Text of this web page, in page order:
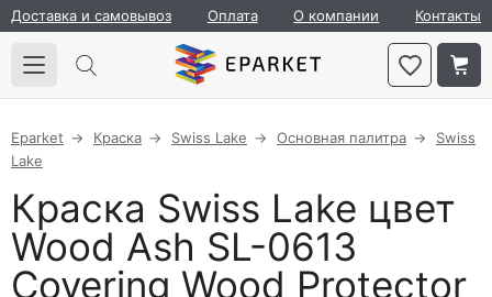
Доставка и самовывоз Оплата О компании Контакты
Eparket Краска Swiss Lake Основная палитра
Swiss
Lake
Краска Swiss Lake цвет
Wood Ash SL-0613
Covering Wood Protector